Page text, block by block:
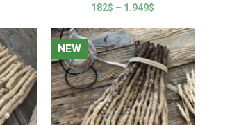
182$ – 1.949$
NEW
NEW